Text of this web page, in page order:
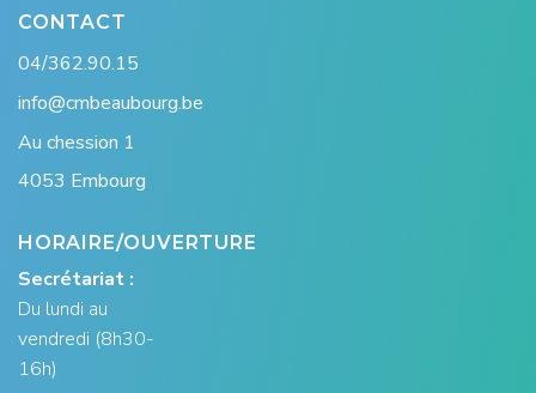
CONTACT
04/362.90.15
info@cmbeaubourg.be
Au chession 1
4053 Embourg
HORAIRE/OUVERTURE
Secrétariat :
Du lundi au
vendredi (8h30-
16h)